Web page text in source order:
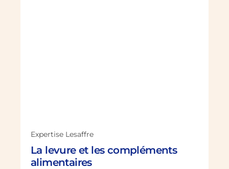
Expertise Lesaffre
La levure et les compléments
alimentaires